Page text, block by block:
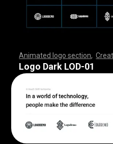
Animated logo section ,
,,,,,,,,,,,,,,,,,,,,,,,, ,,,,,
,,,,,,,,,,,,,,,,,,,,,,,, ,,,,,
Logo Dark LOD-01